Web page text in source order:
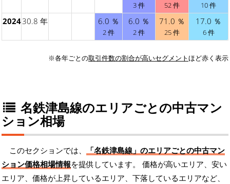
3 件 52 件 10 件
202430.8 年 6.0 ％
2 件
6.0 ％
2 件
71.0 ％
25 件
17.0 ％
6 件
※各年ごとの取引件数の割合が高いセグメントほど赤く表示
名鉄津島線のエリアごとの中古マン
ション相場
このセクションでは、
「名鉄津島線」のエリアごとの中古マン
ション価格相場情報を提供しています。 価格が高いエリア、安い
エリア、価格が上昇しているエリア、下落しているエリアなど、